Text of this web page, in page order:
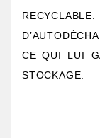
RECYCLABLE.
CE QUI LUI
STOCKAGE.